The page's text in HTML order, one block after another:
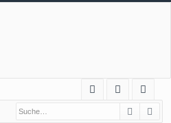
eg
Suche